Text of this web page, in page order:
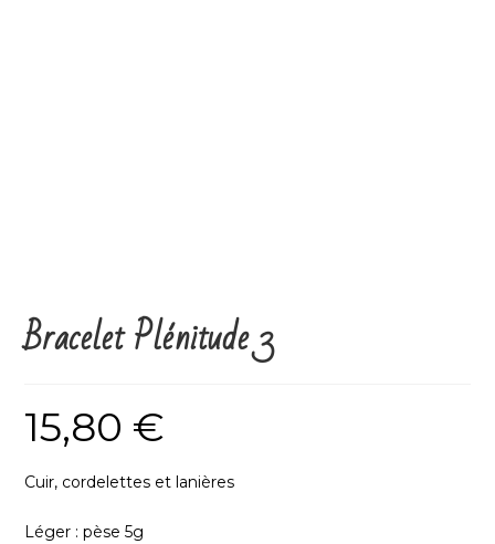
Bracelet Plénitude 3
15,80 €
Cuir, cordelettes et lanières
Léger : pèse 5g